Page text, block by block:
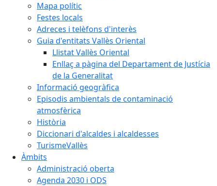
Mapa polític
Festes locals
Adreces i telèfons d'interès
Guia d'entitats Vallès Oriental
Llistat Vallès Oriental
Enllaç a pàgina del Departament de Justícia
de la Generalitat
Informació geogràfica
Episodis ambientals de contaminació
atmosfèrica
Història
Diccionari d'alcaldes i alcaldesses
TurismeVallès
Àmbits
Administració oberta
Agenda 2030 i ODS